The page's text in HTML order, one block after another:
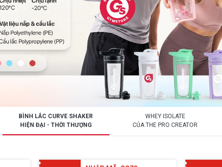
BÌNH LẮC CURVE SHAKER
HIỆN ĐẠI - THỜI THƯỢNG
WHEY ISOLATE
CỦA THE PRO CREATOR